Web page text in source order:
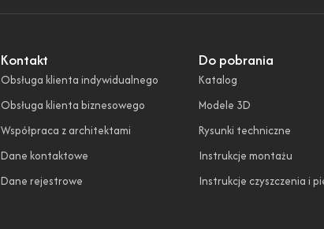
Kontakt
Obsługa klienta indywidualnego
Obsługa klienta biznesowego
Współpraca z architektami
Dane kontaktowe
Dane rejestrowe
Do pobrania
Katalog
Modele 3D
Rysunki techniczne
Instrukcje montażu
Instrukcje czyszczenia i